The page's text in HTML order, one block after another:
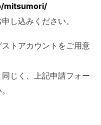
mitsumori/
し込みください。
トアカウントをご用意
じく、上記申請フォー